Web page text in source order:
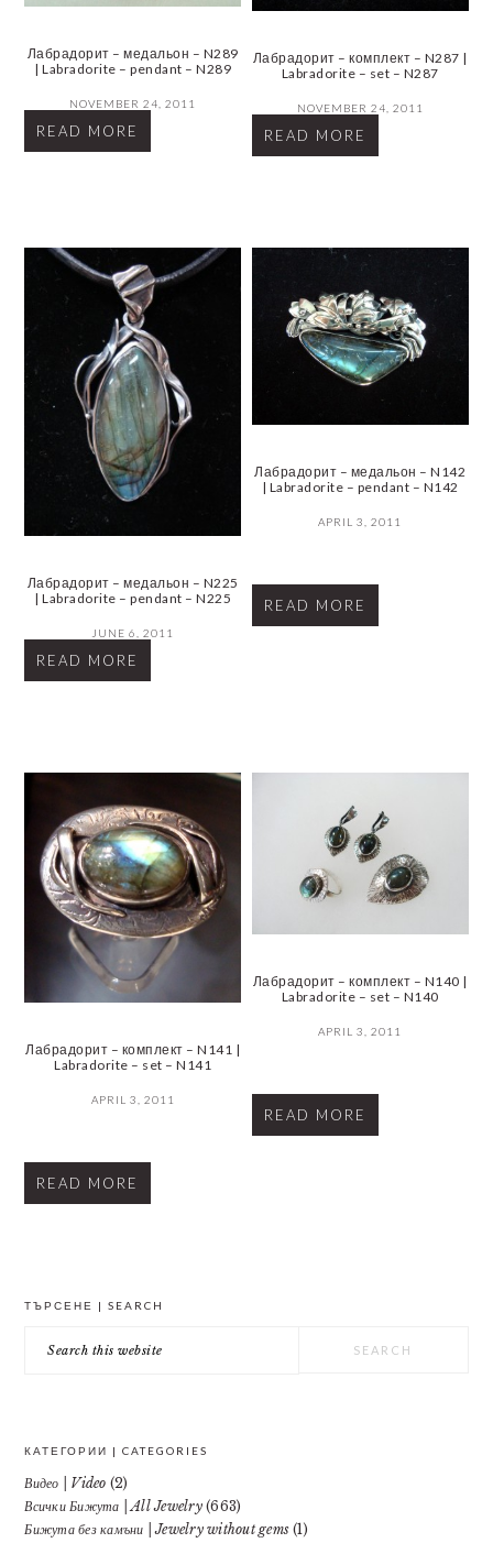
Лабрадорит – медальон – N289
| Labradorite – pendant – N289
NOVEMBER 24, 2011
READ MORE
Лабрадорит – комплект – N287 |
Labradorite – set – N287
NOVEMBER 24, 2011
READ MORE
Лабрадорит – медальон – N225
| Labradorite – pendant – N225
JUNE 6, 2011
READ MORE
Лабрадорит – медальон – N142
| Labradorite – pendant – N142
APRIL 3, 2011
READ MORE
Лабрадорит – комплект – N141 |
Labradorite – set – N141
APRIL 3, 2011
READ MORE
Лабрадорит – комплект – N140 |
Labradorite – set – N140
APRIL 3, 2011
READ MORE
ТЪРСЕНЕ | SEARCH
this
КАТЕГОРИИ | CATEGORIES
Видео | Video (2)
Всички Бижута | All Jewelry(663)
Бижута без камъни | Jewelry without gems (1)